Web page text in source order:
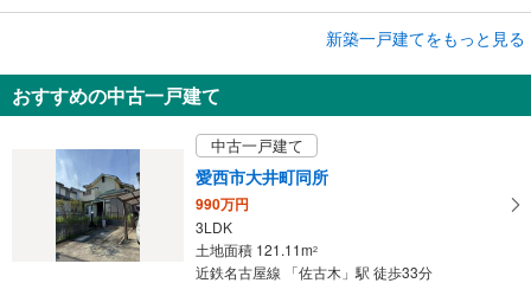
弥富市佐古木1丁目
3LDK＋S
土地面積 171.18m 2
近鉄名古屋線 「佐古木」駅 徒歩8分
新築一戸建てをもっと見る
おすすめの中古一戸建て
中古一戸建て
愛西市大井町同所
990万円
3LDK
土地面積 121.11m2
近鉄名古屋線 「佐古木」駅 徒歩33分